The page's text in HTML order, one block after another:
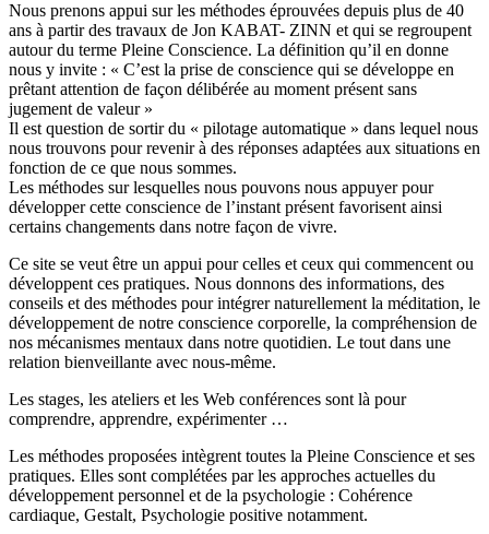
Nous prenons appui sur les méthodes éprouvées depuis plus de 40
ans à partir des travaux de Jon KABAT- ZINN et qui se regroupent
autour du terme Pleine Conscience. La définition qu’il en donne
nous y invite : « C’est la prise de conscience qui se développe en
prêtant attention de façon délibérée au moment présent sans
jugement de valeur »
Il est question de sortir du « pilotage automatique » dans lequel nous
nous trouvons pour revenir à des réponses adaptées aux situations en
fonction de ce que nous sommes.
Les méthodes sur lesquelles nous pouvons nous appuyer pour
développer cette conscience de l’instant présent favorisent ainsi
certains changements dans notre façon de vivre.
Ce site se veut être un appui pour celles et ceux qui commencent ou
développent ces pratiques. Nous donnons des informations, des
conseils et des méthodes pour intégrer naturellement la méditation, le
développement de notre conscience corporelle, la compréhension de
nos mécanismes mentaux dans notre quotidien. Le tout dans une
relation bienveillante avec nous-même.
Les stages, les ateliers et les Web conférences sont là pour
comprendre, apprendre, expérimenter …
Les méthodes proposées intègrent toutes la Pleine Conscience et ses
pratiques. Elles sont complétées par les approches actuelles du
développement personnel et de la psychologie : Cohérence
cardiaque, Gestalt, Psychologie positive notamment.